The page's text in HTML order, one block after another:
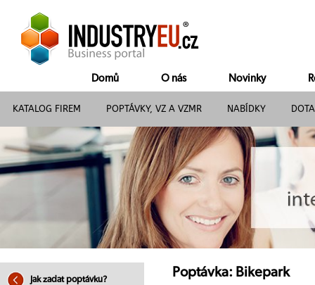
Domů O nás Novinky
KATALOG FIREM POPTÁVKY, VZ A VZMR NABÍDKY
Jak zadat poptávku?
Poptávka: Bikepark